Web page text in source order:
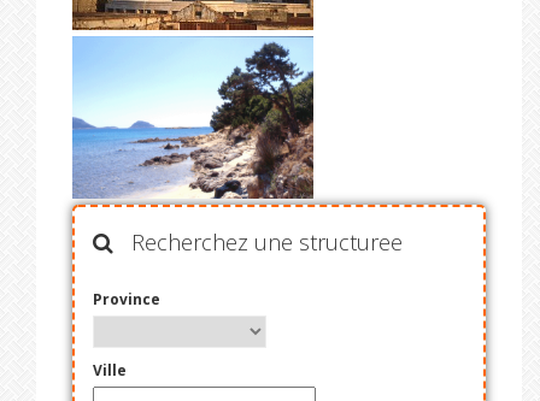
Recherchez une structuree
Province
Ville